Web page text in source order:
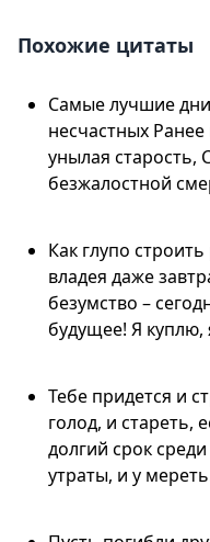
Похожие цитаты
Самые лучшие
несчастных
унылая старость,
безжалостной
Как глупо
владея даже
безумство –
будущее! Я куплю,
Тебе придется и
голод, и стареть,
долгий срок
утраты, и у